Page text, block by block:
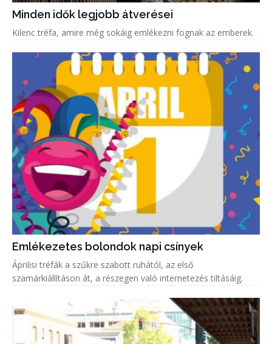
Minden idők legjobb átverései
Kilenc tréfa, amire még sokáig emlékezni fognak az emberek.
Emlékezetes bolondok napi csínyek
Áprilisi tréfák a szűkre szabott ruhától, az első
szamárkiállításon át, a részegen való internetezés tiltásáig.